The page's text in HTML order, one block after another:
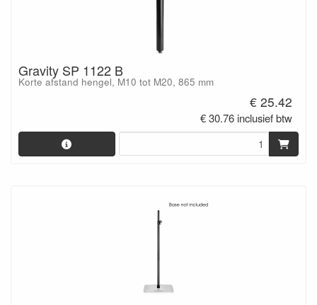
Gravity SP 1122 B
Korte afstand hengel, M10 tot M20, 865 mm
€ 25.42
€ 30.76 inclusief btw